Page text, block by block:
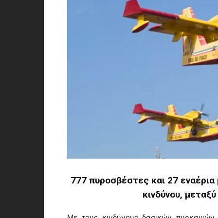
777 πυροσβέστες και 27
κινδύνου,